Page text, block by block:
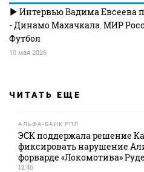
Интервью Вадима Евсеева
- Динамо Махачкала. МИР
Футбол
10 мая 2026
ЧИТАТЬ ЕЩЕ
АЛЬФА-БАНК РПЛ
ЭСК поддержала решение
фиксировать нарушение
форварде «Локомотива»
12:46